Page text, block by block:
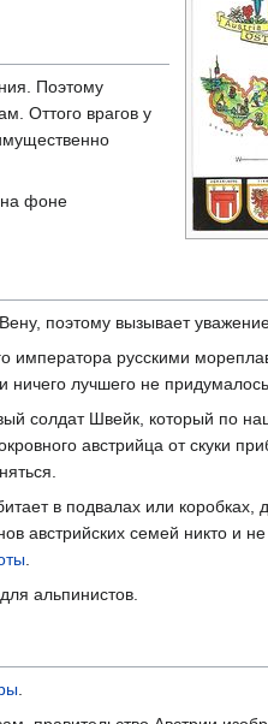
Поэтому
Оттого врагов у
на фоне
поэтому вызывает
императора русскими
ничего лучшего не
солдат Швейк, который по
австрийца от скуки
в подвалах или коробках,
австрийских семей никто и
.
альпинистов.
.